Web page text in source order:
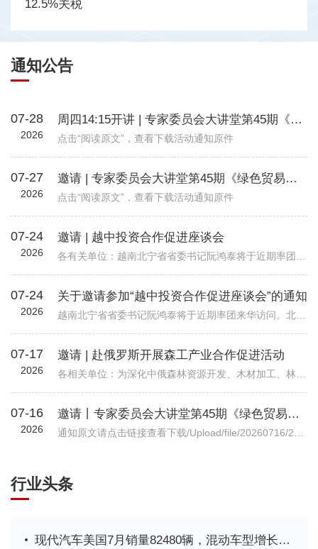
12.5%关税
通知公告
07-28
2026
周四14:15开讲 | 专家委员会大讲堂第45期《绿色贸易时代下的企业碳管理升级路径—从合规到竞争力》
点击“阅读原文”，查看下载活动通知原件
07-27
2026
邀请 | 专家委员会大讲堂第45期《绿色贸易时代下的企业碳管理升级路径—从合规到竞争力》
点击“阅读原文”，查看下载活动通知原件
07-24
2026
邀请 | 越中投资合作促进座谈会
07-24
2026
关于邀请参加“越中投资合作促进座谈会”的通知
07-17
2026
邀请 | 赴俄罗斯开展森工产业合作促进活动
07-16
2026
邀请丨专家委员会大讲堂第45期《绿色贸易时代下的企业碳管理升级路径—从合规到竞争力》公益讲座
行业头条
现代汽车美国7月销量82480辆，混动车型增长35%创新高